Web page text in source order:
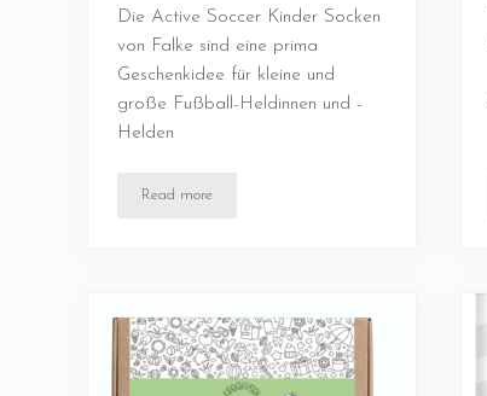
Die Active Soccer Kinder Socken
von Falke sind eine prima
Geschenkidee für kleine und
große Fußball-Heldinnen und -
Helden
Read moreActive Soccer Kindersocken von Falke